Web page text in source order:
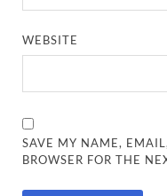
WEBSITE
SAVE MY NAME,
BROWSER FOR THE